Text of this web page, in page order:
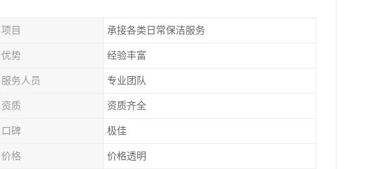
项目 承接各类日常保洁服务
优势 经验丰富
服务人员 专业团队
资质 资质齐全
口碑 极佳
价格 价格透明